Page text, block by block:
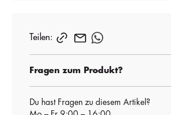
Teilen:
Fragen zum Produkt?
Du hast Fragen zu diesem Artikel?